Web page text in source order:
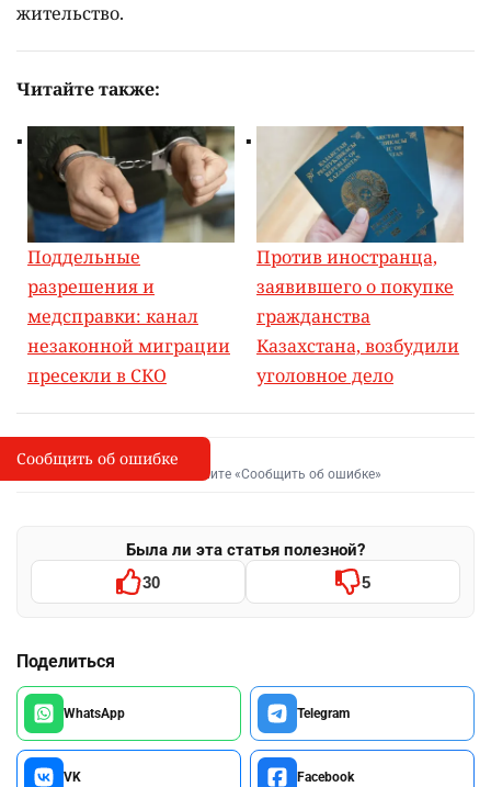
жительство.
Читайте также:
Поддельные
разрешения и
медсправки: канал
незаконной миграции
пресекли в СКО
Против иностранца,
заявившего о покупке
гражданства
Казахстана, возбудили
уголовное дело
I
Сообщить об опечатке
Выделите фрагмент и нажмите «Сообщить об ошибке»
Была ли эта статья полезной?
30 5
Поделиться
WhatsApp Telegram
VK Facebook
Сообщить об ошибке